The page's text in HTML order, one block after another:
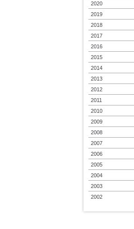
2020
2019
2018
2017
2016
2015
2014
2013
2012
2011
2010
2009
2008
2007
2006
2005
2004
2003
2002